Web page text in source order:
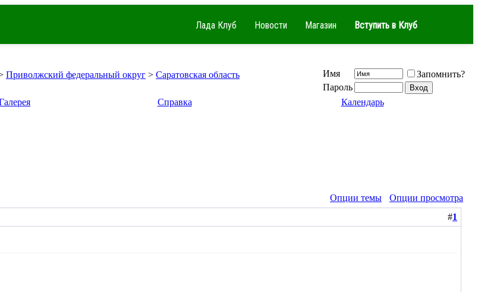
Лада Клуб Новости Магазин Вступить в Клуб
Приволжский федеральный округ > Саратовская область Имя
Запомнить?
Пароль
Справка Календарь
Опции темы
Опции просмотра
#1